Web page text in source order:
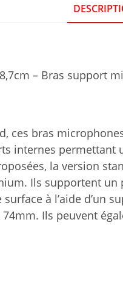
– Bras support
ces bras
internes permettant
la version
Ils supportent un
à l’aide d’un
74mm. Ils peuvent